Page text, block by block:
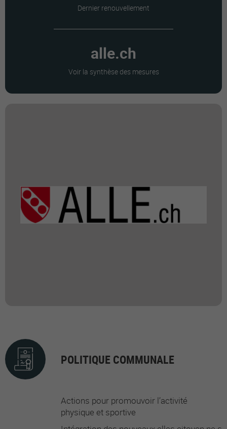
Dernier renouvellement
alle.ch
Voir la synthèse des mesures
POLITIQUE COMMUNALE
Actions pour promouvoir l’activité
physique et sportive